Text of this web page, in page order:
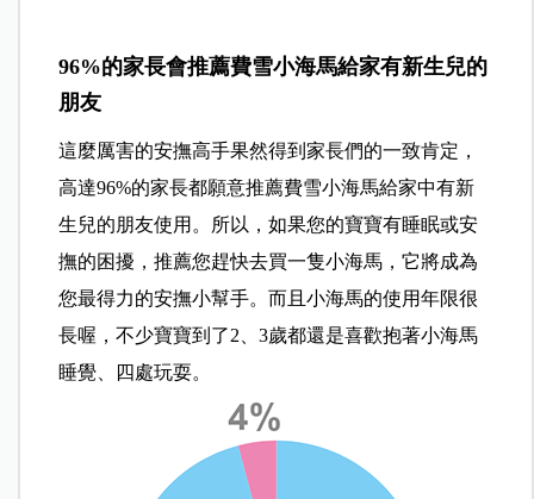
96%的家長會推薦費雪小海馬給家有新生兒的
朋友
這麼厲害的安撫高手果然得到家長們的一致肯定，
高達96%的家長都願意推薦費雪小海馬給家中有新
生兒的朋友使用。所以，如果您的寶寶有睡眠或安
撫的困擾，推薦您趕快去買一隻小海馬，它將成為
您最得力的安撫小幫手。而且小海馬的使用年限很
長喔，不少寶寶到了2、3歲都還是喜歡抱著小海馬
睡覺、四處玩耍。